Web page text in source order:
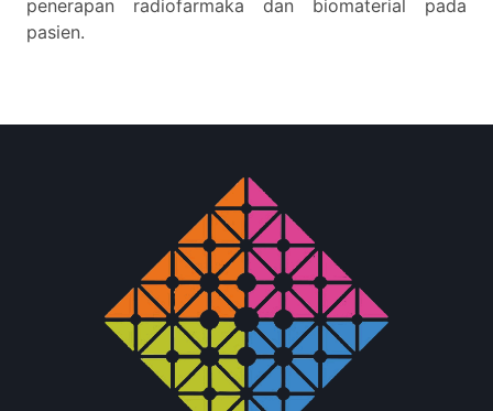
penerapan radiofarmaka dan biomaterial pada
pasien.